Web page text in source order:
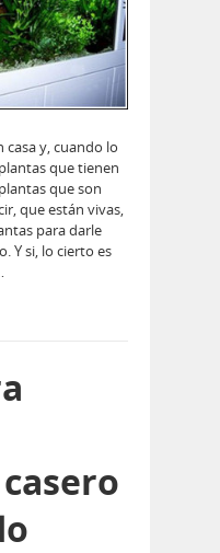
casa y, cuando lo
que tienen
que son
que están vivas,
para darle
Y si, lo cierto es